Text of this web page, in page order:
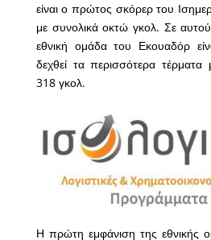
είναι ο πρώτος σκόρερ του
με συνολικά οκτώ γκολ. Σε
εθνική ομάδα του Εκουαδόρ
δεχθεί τα περισσότερα τέρματα
318 γκολ.
Η πρώτη εμφάνιση της εθνικής